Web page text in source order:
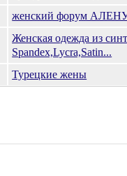
женский форум
Женская одежда из
Spandex,Lycra,Satin...
Турецкие жены